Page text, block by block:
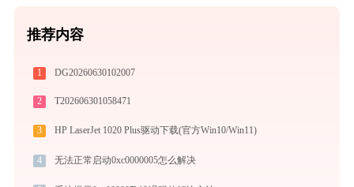
推荐内容
1 DG20260630102007
2 T202606301058471
3 HP LaserJet 1020 Plus驱动下载(官方Win10/Win11)
4 无法正常启动0xc0000005怎么解决